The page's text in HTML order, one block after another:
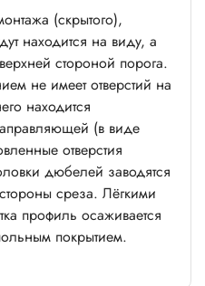
(скрытого),
находится на виду, а
стороной порога.
не имеет отверстий на
находится
(в виде
отверстия
дюбелей заводятся
среза. Лёгкими
профиль осаживается
покрытием.